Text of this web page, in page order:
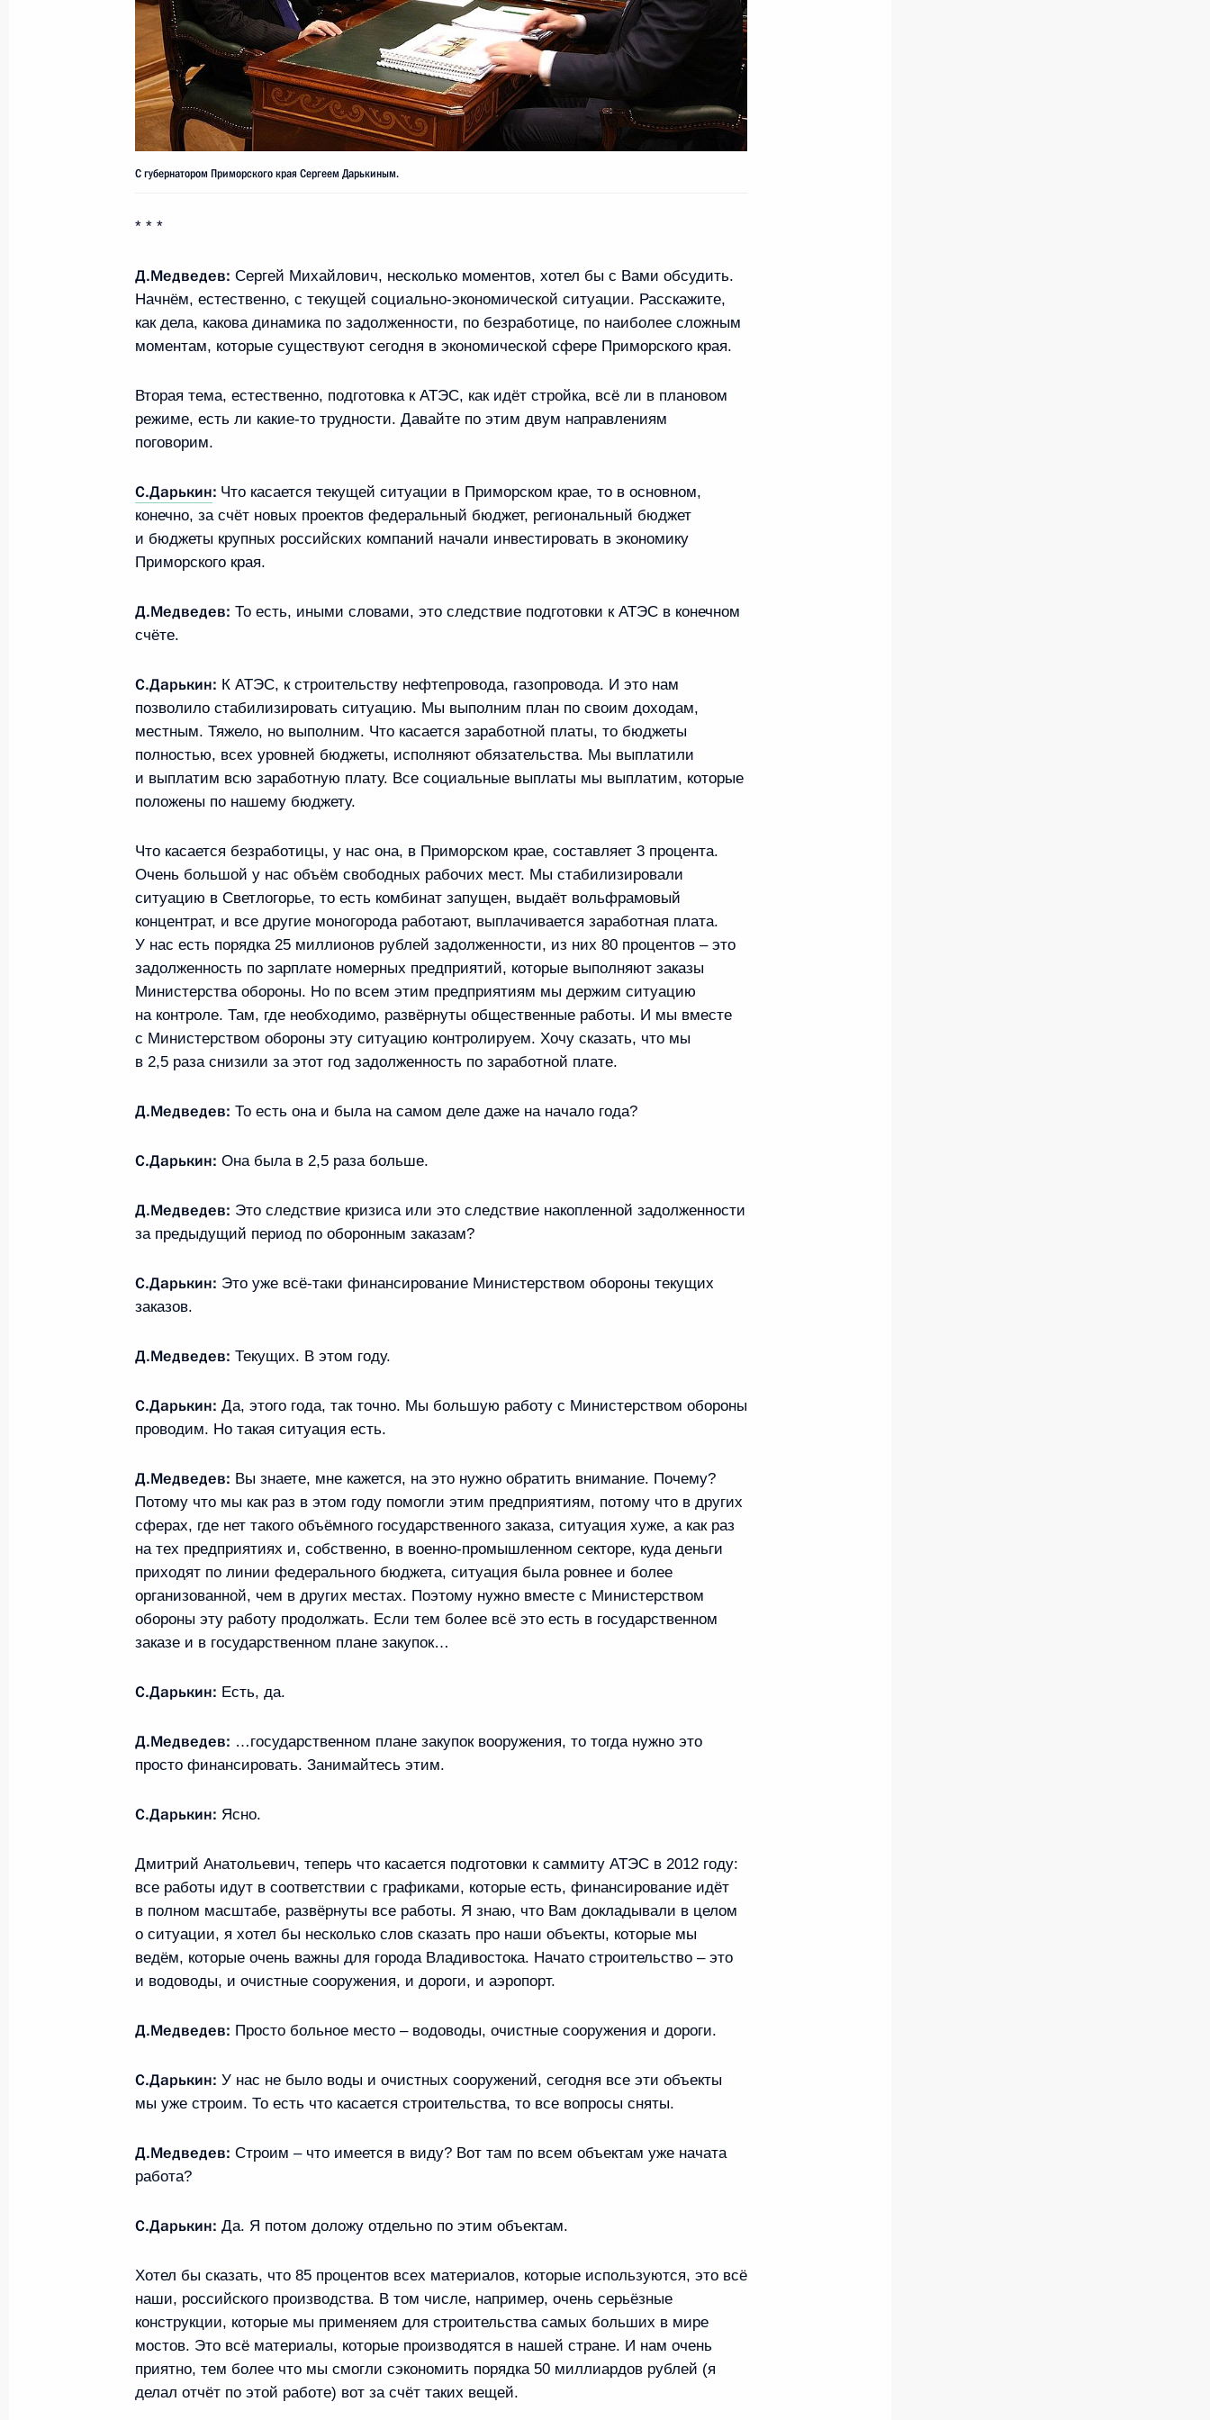
Открылся интернет-портал «Государственные услуги»
(www.gosuslugi.ru)
15 декабря 2009 года, 13:10
Дмитрий Медведев принял в Кремле Премьер-министра
15 декабря 2009 года, 13:00 Москва, Кремль
Выдержки из стенографического отчёта о встрече
научного сообщества
Учреждён Кубок Президента России по гребным видам спорта
15 декабря 2009 года, 09:00
14 декабря 2009 года, понедельник
14 декабря 2009 года, 19:30 Московская область, Горки
Рабочая встреча с губернатором Приморского края Сергеем
Дарькиным
Рабочая встреча с Министром экономического развития
Эльвирой Набиуллиной
14 декабря 2009 года, 17:00 Московская область, Горки
1
Глобальные климатические проблемы должны стать стимулом
14 декабря 2009 года, 15:00 Московская область, Горки
секретарём НАТО Андерсом Фогом Расмуссеном
на пост Президента Республики Абхазия
Дмитрий Медведев направил приветствие участникам и гостям
конференции «Идеи Сахарова сегодня»
14 декабря 2009 года, 13:15 Москва
Президент произвёл кадровые назначения в Федеральной
службе исполнения наказаний
Крупнейшие эмитенты парниковых газов должны одномоментно
принять на себя необходимые обязательства
12 декабря 2009 года, суббота
Состоялся телефонный разговор Дмитрия Медведева
с Президентом США Бараком Обамой
12 декабря 2009 года, 22:30
паралимпийского дня
12 декабря 2009 года, 20:30
министра Правительства Социалистической Республики Вьетнам
визитом
12 декабря 2009 года, 14:30
Показать предыдущие материалы
С губернатором Приморского края Сергеем Дарькиным.
* * *
Д.Медведев: Сергей Михайлович, несколько моментов, хотел бы с Вами обсудить.
Начнём, естественно, с текущей социально-экономической ситуации. Расскажите,
как дела, какова динамика по задолженности, по безработице, по наиболее сложным
моментам, которые существуют сегодня в экономической сфере Приморского края.
Вторая тема, естественно, подготовка к АТЭС, как идёт стройка, всё ли в плановом
режиме, есть ли какие‑то трудности. Давайте по этим двум направлениям
поговорим.
С.Дарькин: Что касается текущей ситуации в Приморском крае, то в основном,
конечно, за счёт новых проектов федеральный бюджет, региональный бюджет
и бюджеты крупных российских компаний начали инвестировать в экономику
Приморского края.
Д.Медведев: То есть, иными словами, это следствие подготовки к АТЭС в конечном
счёте.
С.Дарькин: К АТЭС, к строительству нефтепровода, газопровода. И это нам
позволило стабилизировать ситуацию. Мы выполним план по своим доходам,
местным. Тяжело, но выполним. Что касается заработной платы, то бюджеты
полностью, всех уровней бюджеты, исполняют обязательства. Мы выплатили
и выплатим всю заработную плату. Все социальные выплаты мы выплатим, которые
положены по нашему бюджету.
Что касается безработицы, у нас она, в Приморском крае, составляет 3 процента.
Очень большой у нас объём свободных рабочих мест. Мы стабилизировали
ситуацию в Светлогорье, то есть комбинат запущен, выдаёт вольфрамовый
концентрат, и все другие моногорода работают, выплачивается заработная плата.
У нас есть порядка 25 миллионов рублей задолженности, из них 80 процентов – это
задолженность по зарплате номерных предприятий, которые выполняют заказы
Министерства обороны. Но по всем этим предприятиям мы держим ситуацию
на контроле. Там, где необходимо, развёрнуты общественные работы. И мы вместе
с Министерством обороны эту ситуацию контролируем. Хочу сказать, что мы
в 2,5 раза снизили за этот год задолженность по заработной плате.
Д.Медведев: То есть она и была на самом деле даже на начало года?
С.Дарькин: Она была в 2,5 раза больше.
Д.Медведев: Это следствие кризиса или это следствие накопленной задолженности
за предыдущий период по оборонным заказам?
С.Дарькин: Это уже всё‑таки финансирование Министерством обороны текущих
заказов.
Д.Медведев: Текущих. В этом году.
С.Дарькин: Да, этого года, так точно. Мы большую работу с Министерством обороны
проводим. Но такая ситуация есть.
Д.Медведев: Вы знаете, мне кажется, на это нужно обратить внимание. Почему?
Потому что мы как раз в этом году помогли этим предприятиям, потому что в других
сферах, где нет такого объёмного государственного заказа, ситуация хуже, а как раз
на тех предприятиях и, собственно, в военно-промышленном секторе, куда деньги
приходят по линии федерального бюджета, ситуация была ровнее и более
организованной, чем в других местах. Поэтому нужно вместе с Министерством
обороны эту работу продолжать. Если тем более всё это есть в государственном
заказе и в государственном плане закупок…
С.Дарькин: Есть, да.
Д.Медведев: …государственном плане закупок вооружения, то тогда нужно это
просто финансировать. Занимайтесь этим.
С.Дарькин: Ясно.
Дмитрий Анатольевич, теперь что касается подготовки к саммиту АТЭС в 2012 году:
все работы идут в соответствии с графиками, которые есть, финансирование идёт
в полном масштабе, развёрнуты все работы. Я знаю, что Вам докладывали в целом
о ситуации, я хотел бы несколько слов сказать про наши объекты, которые мы
ведём, которые очень важны для города Владивостока. Начато строительство – это
и водоводы, и очистные сооружения, и дороги, и аэропорт.
Д.Медведев: Просто больное место – водоводы, очистные сооружения и дороги.
С.Дарькин: У нас не было воды и очистных сооружений, сегодня все эти объекты
мы уже строим. То есть что касается строительства, то все вопросы сняты.
Д.Медведев: Строим – что имеется в виду? Вот там по всем объектам уже начата
работа?
С.Дарькин: Да. Я потом доложу отдельно по этим объектам.
Хотел бы сказать, что 85 процентов всех материалов, которые используются, это всё
наши, российского производства. В том числе, например, очень серьёзные
конструкции, которые мы применяем для строительства самых больших в мире
мостов. Это всё материалы, которые производятся в нашей стране. И нам очень
приятно, тем более что мы смогли сэкономить порядка 50 миллиардов рублей (я
делал отчёт по этой работе) вот за счёт таких вещей.